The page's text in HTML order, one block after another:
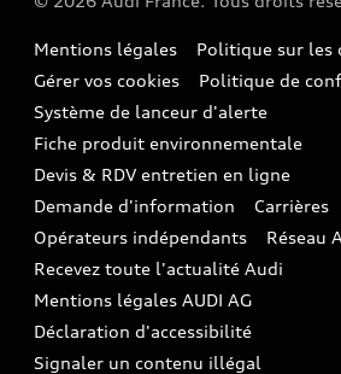
SUV compact
Heycar
Avantages voiture société
Flotte automobile
LLD
Informations client
Functions on Demand
Action de Service EA 189
Audi Assistance
Campagne de rappel Airbag Takata
Mise à jour logiciel
Audi Sport
Nos technologies
myAudi experience
Audi Shop : Boutique Officielle
Espace actualités Audi
Carrières
Espace Presse
Mentions légales
Politique sur les
Gérer vos cookies
Politique de
Système de lanceur d'alerte
Fiche produit environnementale
Devis & RDV entretien en ligne
Demande d'information
Carrières
Opérateurs indépendants
Réseau
Recevez toute l'actualité Audi
Mentions légales AUDI AG
Déclaration d'accessibilité
Signaler un contenu illégal